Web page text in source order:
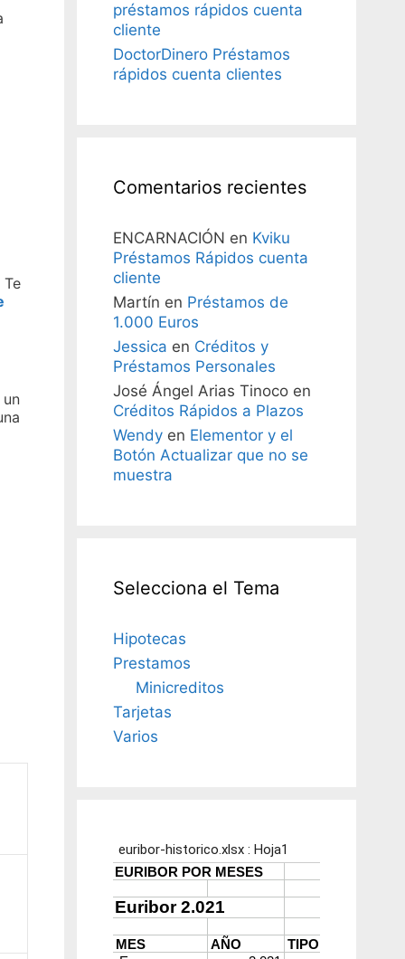
préstamos rápidos cuenta
cliente
DoctorDinero Préstamos
rápidos cuenta clientes
Comentarios recientes
ENCARNACIÓN en Kviku
Préstamos Rápidos cuenta
cliente
Martín en Préstamos de
1.000 Euros
Jessica en Créditos y
Préstamos Personales
José Ángel Arias Tinocoen
Créditos Rápidos a Plazos
Wendyen Elementor y el
Botón Actualizar que no se
muestra
Selecciona el Tema
Hipotecas
Prestamos
Minicreditos
Tarjetas
Varios